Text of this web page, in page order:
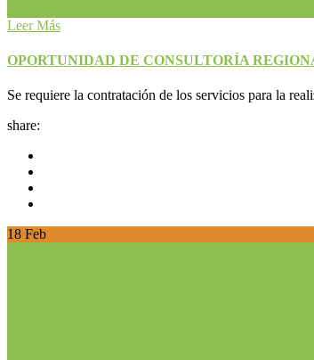
Leer Más
OPORTUNIDAD DE CONSULTORÍA
Se requiere la contratación de los servicios para la
share:
18 Feb